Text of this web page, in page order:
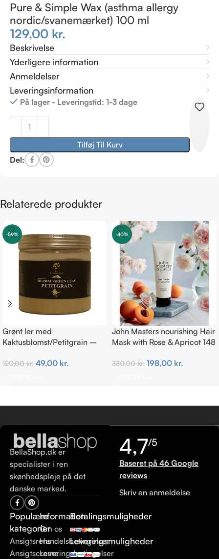
Pure & Simple Wax (asthma allergy
nordic/svanemærket) 100 ml
129,00 kr.
Beskrivelse
Yderligere information
Anmeldelser
Leveringsinformation
På lager - Leveringstid: 1-3 dage
Tilføj Til Kurv
Del:
Relaterede produkter
-59%
Grønt ler med
Kaktusblomst/Petitgrain –
120,00kr. 49,00 kr.
-40%
John Masters nourishing Hair
Mask with Rose & Apricot 148
330,00kr. 198,00 kr.
BellaShop.dk er
specialister i ren
skønhedspleje på det
danske marked.
Populære
kategorier
Ansigtsrens
Ansigtscreme
Information
Om os
Handelsbetingelser
Leveringsbetingelser
Betalingsmuligheder
Leveringsmuligheder
4,7/5
Baseret på 46 Google
reviews
Skriv en anmeldelse